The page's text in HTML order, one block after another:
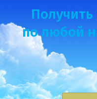
по любой